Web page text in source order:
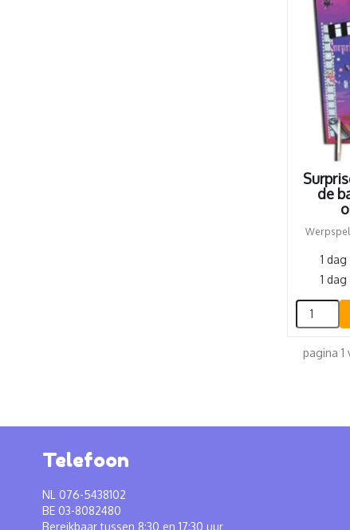
de
1 dag
1 dag
pagina 1
Telefoon
NL 076-5438102
BE 03-8082480
Bereikbaar tussen 8:30 en 17:30 uur